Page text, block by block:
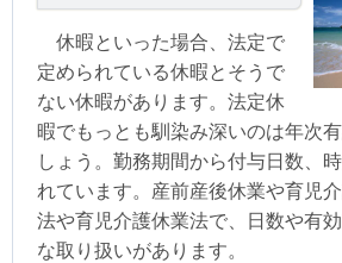
休暇といった場合、法定で
定められている休暇とそうで
ない休暇があります。法定休
暇でもっとも馴染み深いのは年次
しょう。勤務期間から付与日数、
れています。産前産後休業や育児
法や育児介護休業法で、日数や有
な取り扱いがあります。